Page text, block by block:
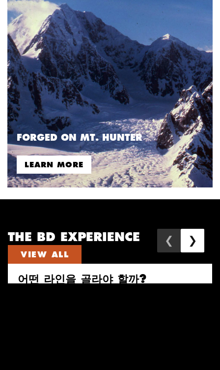
FORGED ON MT. HUNTER
LEARN MORE
THE BD EXPERIENCE
VIEW ALL
❮ ❯
어떤 라인을 골라야 할까?